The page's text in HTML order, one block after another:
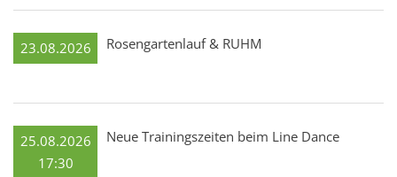
23.08.2026 Rosengartenlauf & RUHM
25.08.2026
17:30
Neue Trainingszeiten beim Line Dance